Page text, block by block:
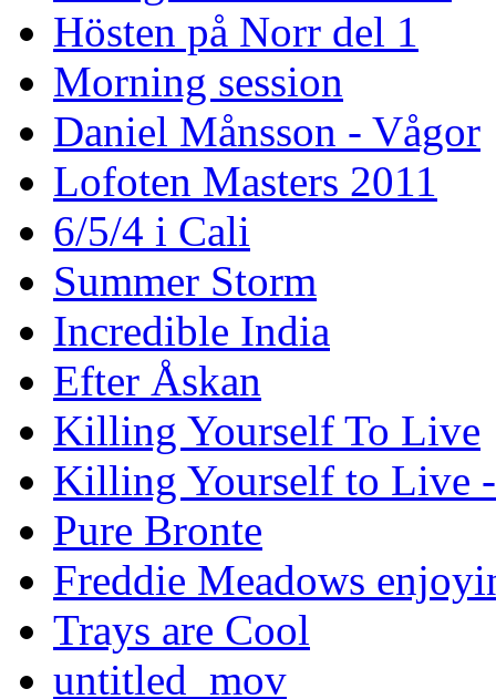
Hösten på Norr del 1
Morning session
Daniel Månsson - Vågor
Lofoten Masters 2011
6/5/4 i Cali
Summer Storm
Incredible India
Efter Åskan
Killing Yourself To Live
Killing Yourself to Live -
Pure Bronte
Freddie Meadows
Trays are Cool
untitled_mov